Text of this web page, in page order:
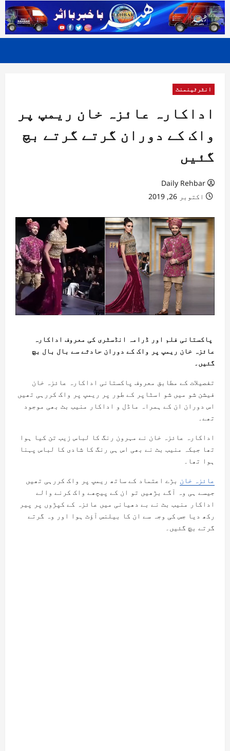
انٹرٹینمنٹ
اداکارہ عائزہ خان ریمپ پر
واک کے دوران گرتے گرتے بچ
گئیں
Daily Rehbar
اکتوبر 26, 2019
پاکستانی فلم اور ڈرامہ انڈسٹری کی معروف اداکارہ
عائزہ خان ریمپ پر واک کے دوران حادثے سے بال بال بچ
گئیں۔
تفصیلات کے مطابق معروف پاکستانی اداکارہ عائزہ خان
فیشن شو میں شو اسٹاپر کے طور پر ریمپ پر واک کررہی تھیں
اس دوران ان کے ہمراہ ماڈل و اداکار منیب بٹ بھی موجود
تھے۔
اداکارہ عائزہ خان نے مہرون رنگ کا لباس زیب تن کیا ہوا
تھا جبکہ منیب بٹ نے بھی اس ہی رنگ کا شادی کا لباس پہنا
ہوا تھا۔
عائزہ خان بڑے اعتماد کے ساتھ ریمپ پر واک کررہی تھیں
جیسے ہی وہ آگے بڑھیں تو ان کے پیچھے واک کرنے والے
اداکار منیب بٹ نے بے دھیانی میں عائزہ کے کپڑوں پر پیر
رکھ دیا جس کی وجہ سے ان کا بیلنس آؤٹ ہوا اور وہ گرتے
گرتے بچ گئیں۔